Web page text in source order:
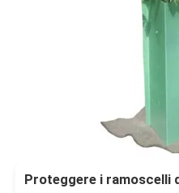
Proteggere i ramoscelli